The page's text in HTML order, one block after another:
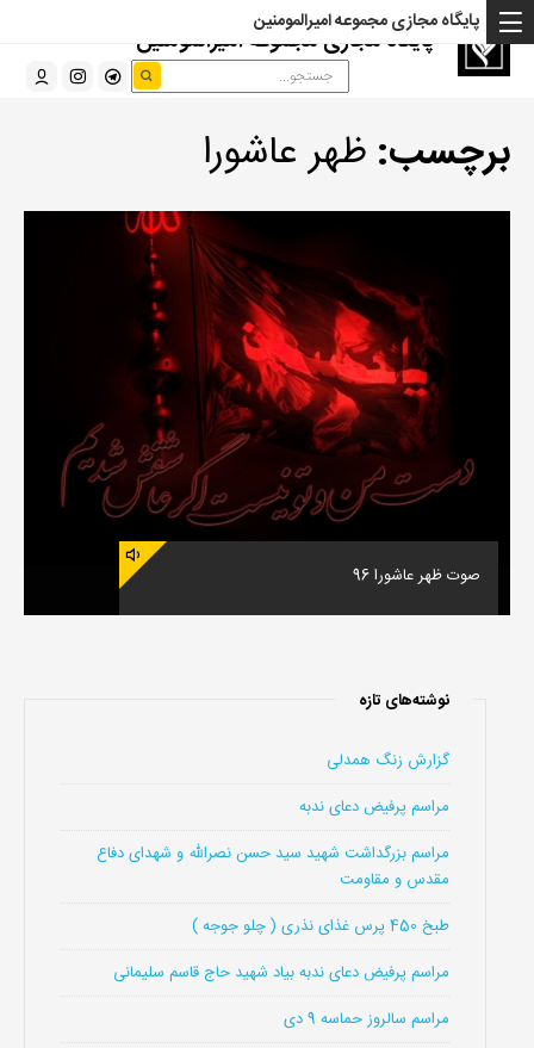
پایگاه مجازی مجموعه امیرالمومنین
پایگاه مجازی مجموعه امیرالمومنین
برچسب: ظهر عاشورا
صوت ظهر عاشورا 96
نوشته‌های تازه
گزارش زنگ همدلی
مراسم پرفیض دعای ندبه
مراسم بزرگداشت شهید سید حسن نصرالله و شهدای دفاع
مقدس و مقاومت
طبخ 450 پرس غذای نذری ( چلو جوجه )
مراسم پرفیض دعای ندبه بیاد شهید حاج قاسم سلیمانی
مراسم سالروز حماسه 9 دی